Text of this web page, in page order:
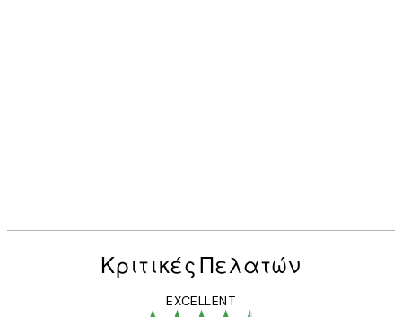
Κριτικές Πελατών
EXCELLENT